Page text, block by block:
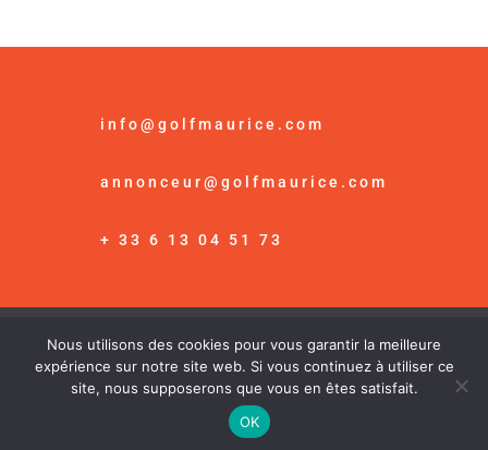
info@golfmaurice.com
annonceur@golfmaurice.com
+ 33 6 13 04 51 73
© Golf Maurice /Mention Légales
Nous utilisons des cookies pour vous garantir la meilleure
expérience sur notre site web. Si vous continuez à utiliser ce
site, nous supposerons que vous en êtes satisfait.
OK